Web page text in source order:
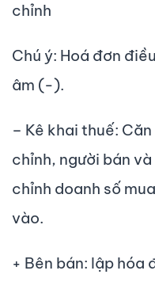
chỉnh
Chú ý: Hoá đơn
âm (-).
– Kê khai thuế:
chỉnh, người bán
chỉnh doanh số
vào.
+ Bên bán: lập hóa